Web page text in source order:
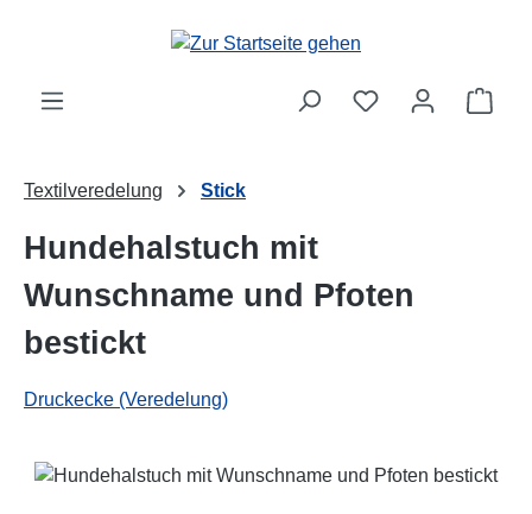
Zum Hauptinhalt springen
Textilveredelung Stick
Hundehalstuch mit
Wunschname und Pfoten
bestickt
Druckecke (Veredelung)
Bildergalerie überspringen